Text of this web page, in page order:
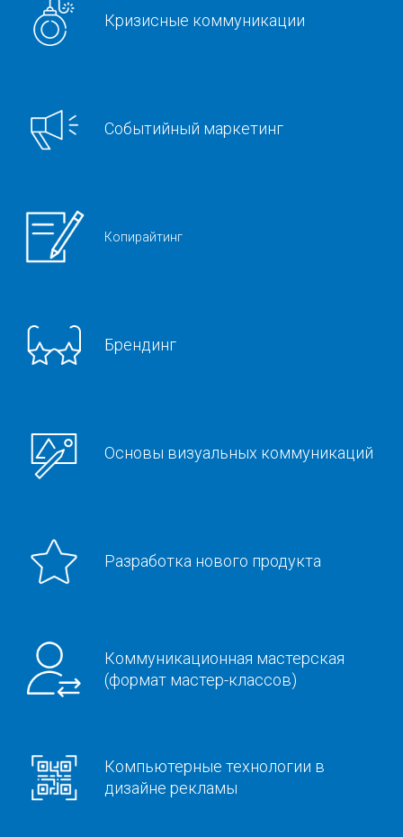
Кризисные коммуникации
Событийный маркетинг
Копирайтинг
Брендинг
Основы визуальных коммуникаций
Разработка нового продукта
Коммуникационная мастерская
(формат мастер-классов)
Компьютерные технологии в
дизайне рекламы